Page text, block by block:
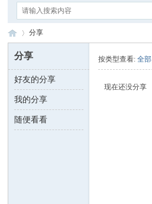
数 ›
分享
分享
好友的分享
我的分享
随便看看
按类型查看:全部
现在还没分享